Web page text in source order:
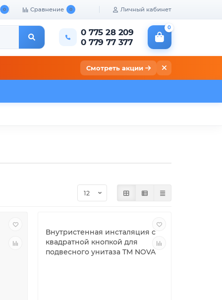
0 Сравнение 0 Личный кабинет
0 775 28 209
0 779 77 377
0
Смотреть акции
Внутристенная инсталяция с
квадратной кнопкой для
подвесного унитаза TM NOVA